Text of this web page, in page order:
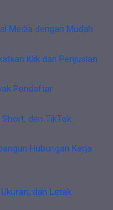
Media dengan Mudah
Klik dan Penjualan
Pendaftar
dan TikTok
Hubungan Kerja
dan Letak